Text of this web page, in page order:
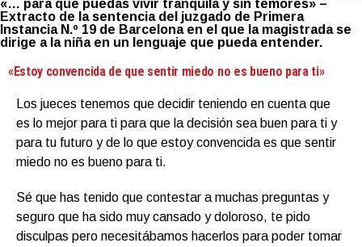
«… para que puedas vivir tranquila y sin temores» –
Extracto de la sentencia del juzgado de Primera
Instancia N.º 19 de Barcelona en el que la magistrada se
dirige a la niña en un lenguaje que pueda entender.
«Estoy convencida de que sentir miedo no es bueno para ti»
Los jueces tenemos que decidir teniendo en cuenta que
es lo mejor para ti para que la decisión sea buen para ti y
para tu futuro y de lo que estoy convencida es que sentir
miedo no es bueno para ti.
Sé que has tenido que contestar a muchas preguntas y
seguro que ha sido muy cansado y doloroso, te pido
disculpas pero necesitábamos hacerlos para poder tomar